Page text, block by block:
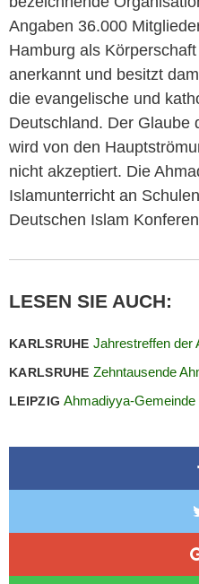
Angaben 36.000
Hamburg als
anerkannt und besitzt
die evangelische und
Deutschland. Der Glaube
wird von den
nicht akzeptiert. Die
Islamunterricht an
Deutschen Islam
LESEN SIE AUCH:
KARLSRUHE Jahrestreffen der
KARLSRUHE Zehntausende
LEIPZIGAhmadiyya-